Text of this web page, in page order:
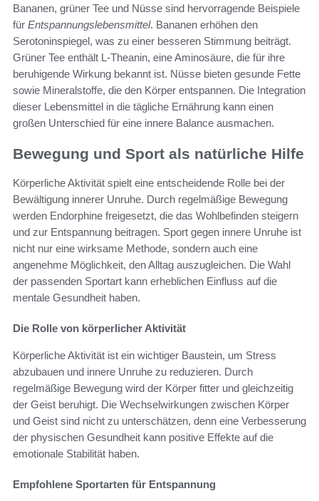
Bananen, grüner Tee und Nüsse sind hervorragende Beispiele
für Entspannungslebensmittel. Bananen erhöhen den
Serotoninspiegel, was zu einer besseren Stimmung beiträgt.
Grüner Tee enthält L-Theanin, eine Aminosäure, die für ihre
beruhigende Wirkung bekannt ist. Nüsse bieten gesunde Fette
sowie Mineralstoffe, die den Körper entspannen. Die Integration
dieser Lebensmittel in die tägliche Ernährung kann einen
großen Unterschied für eine innere Balance ausmachen.
Bewegung und Sport als natürliche Hilfe
Körperliche Aktivität spielt eine entscheidende Rolle bei der
Bewältigung innerer Unruhe. Durch regelmäßige Bewegung
werden Endorphine freigesetzt, die das Wohlbefinden steigern
und zur Entspannung beitragen. Sport gegen innere Unruhe ist
nicht nur eine wirksame Methode, sondern auch eine
angenehme Möglichkeit, den Alltag auszugleichen. Die Wahl
der passenden Sportart kann erheblichen Einfluss auf die
mentale Gesundheit haben.
Die Rolle von körperlicher Aktivität
Körperliche Aktivität ist ein wichtiger Baustein, um Stress
abzubauen und innere Unruhe zu reduzieren. Durch
regelmäßige Bewegung wird der Körper fitter und gleichzeitig
der Geist beruhigt. Die Wechselwirkungen zwischen Körper
und Geist sind nicht zu unterschätzen, denn eine Verbesserung
der physischen Gesundheit kann positive Effekte auf die
emotionale Stabilität haben.
Empfohlene Sportarten für Entspannung